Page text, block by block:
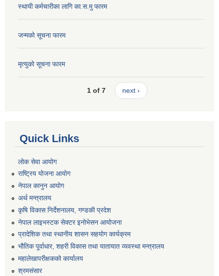
स्थायी कर्मचारीका लागि का.स.मु फारम
जन्मको सूचना फारम
मृत्युको सूचना फारम
1 of 7 next ›
Quick Links
लोक सेवा आयोग
राष्ट्रिय योजना आयोग
नेपाल कानुन आयोग
अर्थ मन्त्रालय
कृषि विकास निर्देशनालय, गण्डकी प्रदेश
नेपाल लाइभस्टक सेक्टर इनोभेसन आयोजना
प्रादेशिक तथा स्थानीय शासन सहयोग कार्यक्रम
भौतिक पूर्वाधार, शहरी विकास तथा यातायात व्यवस्था मन्त्रालय
महालेखापरीक्षकको कार्यालय
श्रमसंसार